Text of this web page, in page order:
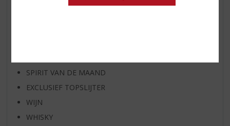
SPIRIT VAN DE MAAND
EXCLUSIEF TOPSLIJTER
WIJN
WHISKY